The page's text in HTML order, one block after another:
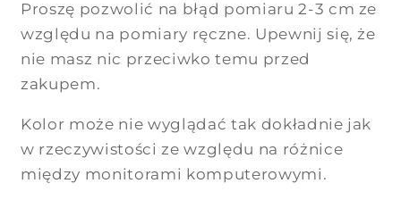
Proszę pozwolić na błąd pomiaru 2-3 cm ze
względu na pomiary ręczne. Upewnij się, że
nie masz nic przeciwko temu przed
zakupem.
Kolor może nie wyglądać tak dokładnie jak
w rzeczywistości ze względu na różnice
między monitorami komputerowymi.